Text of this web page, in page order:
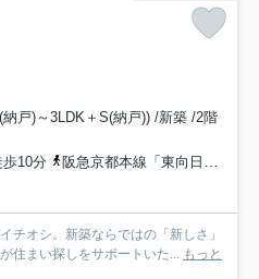
戸)～3LDK＋S(納戸)) /新築 /2階
10分
阪急京都本線「東向日」駅 徒歩22分
チオシ。新築ならではの「新しさ」
住まい探しをサポートいた...
もっと